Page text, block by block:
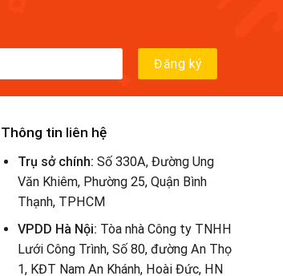
Thông tin liên hệ
Trụ sở chính: Số 330A, Đường Ung
Văn Khiêm, Phường 25, Quận Bình
Thạnh, TPHCM
VPDD Hà Nội: Tòa nhà Công ty TNHH
Lưới Công Trình, Số 80, đường An Thọ
1, KĐT Nam An Khánh, Hoài Đức, HN